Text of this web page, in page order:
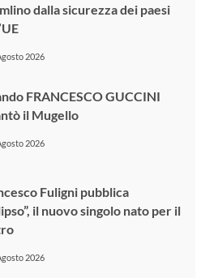
dalla sicurezza dei paesi
2026
FRANCESCO GUCCINI
il Mugello
2026
Fuligni pubblica
il nuovo singolo nato per il
2026